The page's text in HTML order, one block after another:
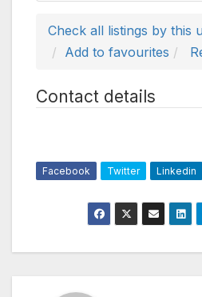
Check all listings by this
Add to favourites
Contact details
Facebook Twitter Linkedin